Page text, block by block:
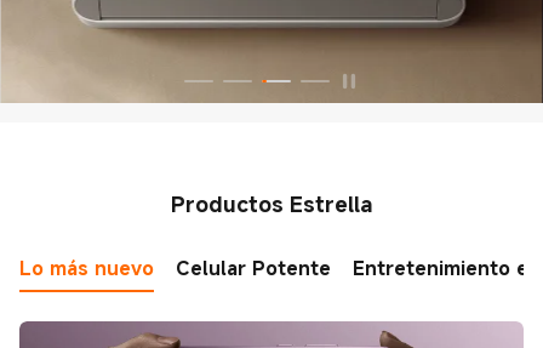
Productos Estrella
Lo más nuevo Celular Potente Entretenimiento